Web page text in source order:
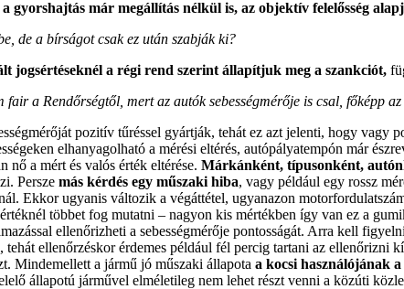
gyorshajtás már megállítás nélkül is, az objektív felelősség
de a bírságot csak ez után szabják ki?
jogsértéseknél a régi rend szerint állapítjuk meg a szankciót,
a Rendőrségtől, mert az autók sebességmérője is csal, főképp
pozitív tűréssel gyártják, tehát ez azt jelenti, hogy vagy
elhanyagolható a mérési eltérés, autópályatempón már
nő a mért és valós érték eltérése. Márkánként, típusonként,
Persze más kérdés egy műszaki hiba, vagy például egy rossz
Ekkor ugyanis változik a végáttétel, ugyanazon
többet fog mutatni – nagyon kis mértékben így van ez a
ellenőrizheti a sebességmérője pontosságát. Arra kell
ellenőrzéskor érdemes például fél percig tartani az ellenőrizni
Mindemellett a jármű jó műszaki állapota a kocsi használójának a
állapotú járművel elméletileg nem lehet részt venni a közúti